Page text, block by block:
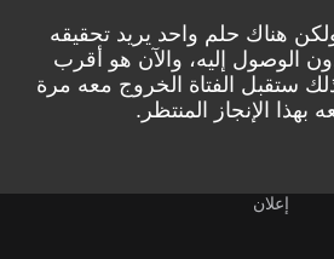
هناك حلم واحد يريد تحقيقه
الوصول إليه، والآن هو أقرب
ستقبل الفتاة الخروج معه مرة
الإنجاز المنتظر.